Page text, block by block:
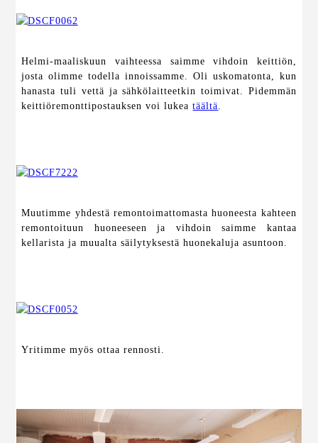
Helmi-maaliskuun vaihteessa saimme vihdoin keittiön,
josta olimme todella innoissamme. Oli uskomatonta, kun
hanasta tuli vettä ja sähkölaitteetkin toimivat. Pidemmän
keittiöremonttipostauksen voi lukeatäältä.
Muutimme yhdestä remontoimattomasta huoneesta kahteen
remontoituun huoneeseen ja vihdoin saimme kantaa
kellarista ja muualta säilytyksestä huonekaluja asuntoon.
Yritimme myös ottaa rennosti.